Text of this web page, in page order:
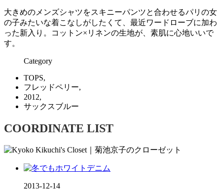
大きめのメンズシャツをスキニーパンツと合わせるパリの女
の子みたいな着こなしがしたくて、最近ワードローブに加わ
った新入り。コットン×リネンの生地が、素肌に心地いいで
す。
Category
TOPS,
フレッドペリー,
2012,
サックスブルー
COORDINATE LIST
2013-12-14